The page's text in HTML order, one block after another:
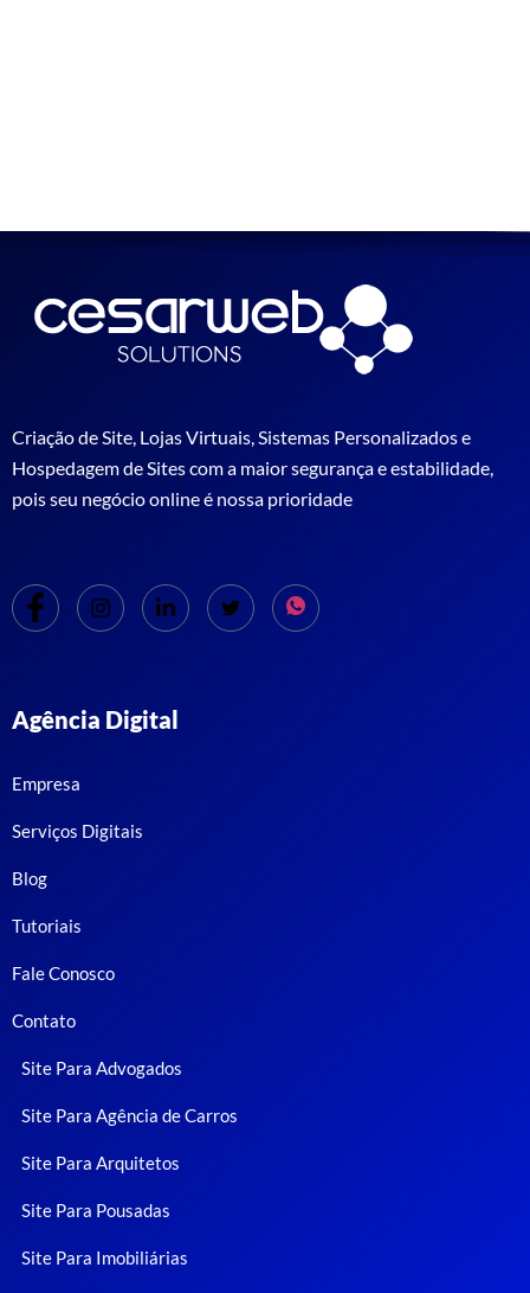
Criação de Site, Lojas Virtuais, Sistemas Personalizados e
Hospedagem de Sites com a maior segurança e estabilidade,
pois seu negócio online é nossa prioridade
Agência Digital
Empresa
Serviços Digitais
Blog
Tutoriais
Fale Conosco
Contato
Site Para Advogados
Site Para Agência de Carros
Site Para Arquitetos
Site Para Pousadas
Site Para Imobiliárias